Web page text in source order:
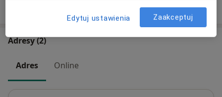
W jaki sposób ustalane są ceny?
Adresy (2)
Adres Online
Edytuj ustawienia Zaakceptuj